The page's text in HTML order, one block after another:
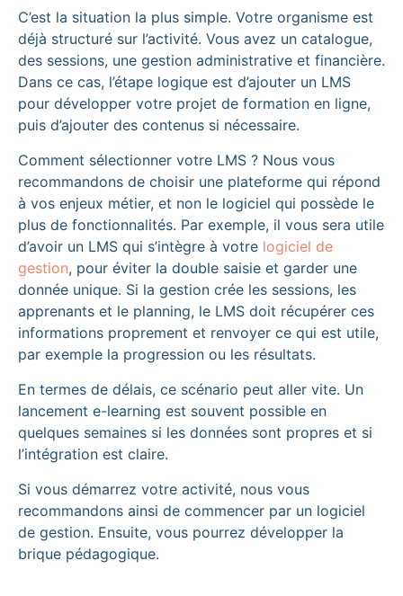
C’est la situation la plus simple. Votre organisme est
déjà structuré sur l’activité. Vous avez un catalogue,
des sessions, une gestion administrative et financière.
Dans ce cas, l’étape logique est d’ajouter un LMS
pour développer votre projet de formation en ligne,
puis d’ajouter des contenus si nécessaire.
Comment sélectionner votre LMS ? Nous vous
recommandons de choisir une plateforme qui répond
à vos enjeux métier, et non le logiciel qui possède le
plus de fonctionnalités. Par exemple, il vous sera utile
d’avoir un LMS qui s’intègre à votre logiciel de
gestion, pour éviter la double saisie et garder une
donnée unique. Si la gestion crée les sessions, les
apprenants et le planning, le LMS doit récupérer ces
informations proprement et renvoyer ce qui est utile,
par exemple la progression ou les résultats.
En termes de délais, ce scénario peut aller vite. Un
lancement e-learning est souvent possible en
quelques semaines si les données sont propres et si
l’intégration est claire.
Si vous démarrez votre activité, nous vous
recommandons ainsi de commencer par un logiciel
de gestion. Ensuite, vous pourrez développer la
brique pédagogique.